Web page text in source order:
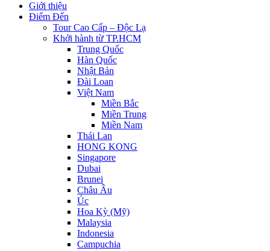
Giới thiệu
Điểm Đến
Tour Cao Cấp – Độc Lạ
Khởi hành từ TP.HCM
Trung Quốc
Hàn Quốc
Nhật Bản
Đài Loan
Việt Nam
Miền Bắc
Miền Trung
Miền Nam
Thái Lan
HONG KONG
Singapore
Dubai
Brunei
Châu Âu
Úc
Hoa Kỳ (Mỹ)
Malaysia
Indonesia
Campuchia